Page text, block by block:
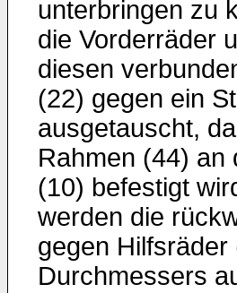
unterbringen zu
die Vorderräder
diesen
(22) gegen ein
ausgetauscht,
Rahmen (44) an
(10) befestigt
werden die
gegen
Durchmessers